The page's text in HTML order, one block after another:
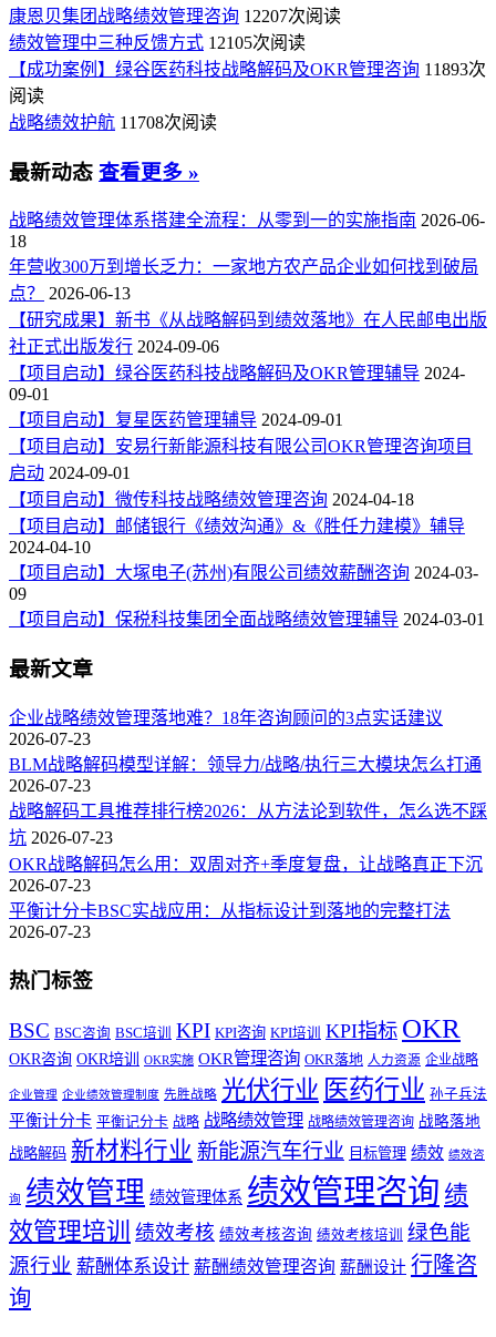
康恩贝集团战略绩效管理咨询 12207次阅读
绩效管理中三种反馈方式 12105次阅读
【成功案例】绿谷医药科技战略解码及OKR管理咨询 11893次
阅读
战略绩效护航 11708次阅读
最新动态 查看更多 »
战略绩效管理体系搭建全流程：从零到一的实施指南 2026-06-
18
年营收300万到增长乏力：一家地方农产品企业如何找到破局
点？
2026-06-13
【研究成果】新书《从战略解码到绩效落地》在人民邮电出版
社正式出版发行 2024-09-06
【项目启动】绿谷医药科技战略解码及OKR管理辅导 2024-
09-01
【项目启动】复星医药管理辅导 2024-09-01
【项目启动】安易行新能源科技有限公司OKR管理咨询项目
启动 2024-09-01
【项目启动】微传科技战略绩效管理咨询 2024-04-18
【项目启动】邮储银行《绩效沟通》&《胜任力建模》辅导
2024-04-10
【项目启动】大塚电子(苏州)有限公司绩效薪酬咨询 2024-03-
09
【项目启动】保税科技集团全面战略绩效管理辅导 2024-03-01
最新文章
企业战略绩效管理落地难？18年咨询顾问的3点实话建议
2026-07-23
BLM战略解码模型详解：领导力/战略/执行三大模块怎么打通
2026-07-23
战略解码工具推荐排行榜2026：从方法论到软件，怎么选不踩
坑 2026-07-23
OKR战略解码怎么用：双周对齐+季度复盘，让战略真正下沉
2026-07-23
平衡计分卡BSC实战应用：从指标设计到落地的完整打法
2026-07-23
热门标签
BSC BSC咨询 BSC培训 KPI KPI咨询 KPI培训 KPI指标 OKR
OKR咨询 OKR培训 OKR实施 OKR管理咨询 OKR落地 人力资源 企业战略
企业管理 企业绩效管理制度 先胜战略 光伏行业 医药行业 孙子兵法
平衡计分卡 平衡记分卡 战略 战略绩效管理 战略绩效管理咨询 战略落地
战略解码 新材料行业 新能源汽车行业 目标管理 绩效 绩效咨
询 绩效管理 绩效管理体系 绩效管理咨询 绩
效管理培训 绩效考核 绩效考核咨询 绩效考核培训
绿色能
源行业 薪酬体系设计 薪酬绩效管理咨询 薪酬设计 行隆咨
询